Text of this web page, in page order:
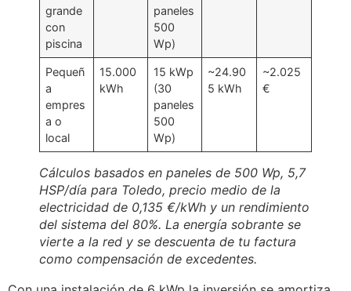
grande
con
piscina
paneles
500
Wp)
Pequeñ
a
empres
a o
local
15.000
kWh
15 kWp
(30
paneles
500
Wp)
~24.90
5 kWh
~2.025
€
Cálculos basados en paneles de 500 Wp, 5,7
HSP/día para Toledo, precio medio de la
electricidad de 0,135 €/kWh y un rendimiento
del sistema del 80%. La energía sobrante se
vierte a la red y se descuenta de tu factura
como compensación de excedentes.